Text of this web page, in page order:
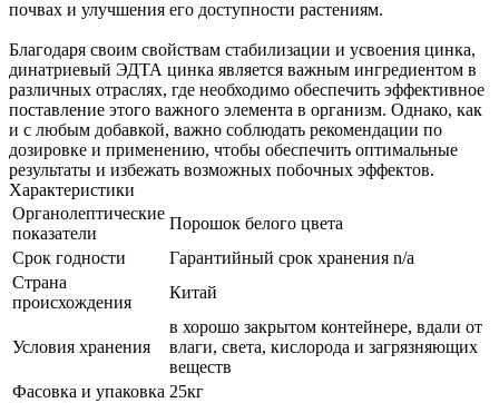
почвах и улучшения его доступности растениям.
Благодаря своим свойствам стабилизации и усвоения цинка,
динатриевый ЭДТА цинка является важным ингредиентом в
различных отраслях, где необходимо обеспечить эффективное
поставление этого важного элемента в организм. Однако, как
и с любым добавкой, важно соблюдать рекомендации по
дозировке и применению, чтобы обеспечить оптимальные
результаты и избежать возможных побочных эффектов.
Характеристики
Органолептические
показатели
Порошок белого цвета
Срок годности
Гарантийный срок хранения n/a
Страна
происхождения
Китай
Условия хранения
в хорошо закрытом контейнере, вдали от
влаги, света, кислорода и загрязняющих
веществ
Фасовка и упаковка 25кг